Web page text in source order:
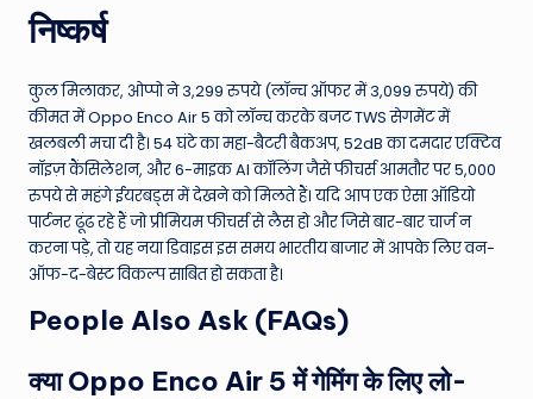
निष्कर्ष
कुल मिलाकर, ओप्पो ने 3,299 रुपये (लॉन्च ऑफर में 3,099 रुपये) की
कीमत में Oppo Enco Air 5 को लॉन्च करके बजट TWS सेगमेंट में
खलबली मचा दी है। 54 घंटे का महा-बैटरी बैकअप, 52dB का दमदार एक्टिव
नॉइज़ कैंसिलेशन, और 6-माइक AI कॉलिंग जैसे फीचर्स आमतौर पर 5,000
रुपये से महंगे ईयरबड्स में देखने को मिलते हैं। यदि आप एक ऐसा ऑडियो
पार्टनर ढूंढ रहे हैं जो प्रीमियम फीचर्स से लैस हो और जिसे बार-बार चार्ज न
करना पड़े, तो यह नया डिवाइस इस समय भारतीय बाजार में आपके लिए वन-
ऑफ-द-बेस्ट विकल्प साबित हो सकता है।
People Also Ask (FAQs)
क्या Oppo Enco Air 5 में गेमिंग के लिए लो-